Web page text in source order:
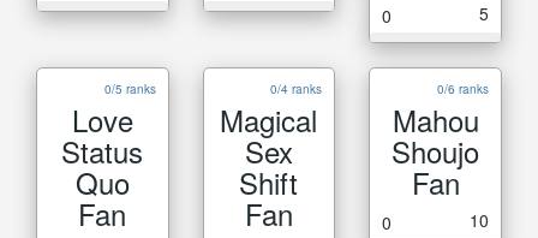
0 5
0/5 ranks
Love
Status
Quo
Fan
0/4 ranks
Magical
Sex
Shift
Fan
0/6 ranks
Mahou
Shoujo
Fan
0 10